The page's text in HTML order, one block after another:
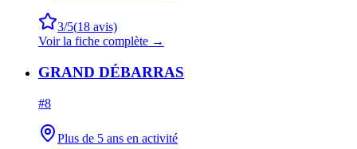
3/5(18 avis)
Voir la fiche complète →
GRAND DÉBARRAS
#8
Plus de 5 ans en activité